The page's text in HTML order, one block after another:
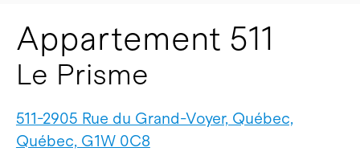
Appartement 511
Le Prisme
511-2905 Rue du Grand-Voyer, Québec,
Québec, G1W 0C8